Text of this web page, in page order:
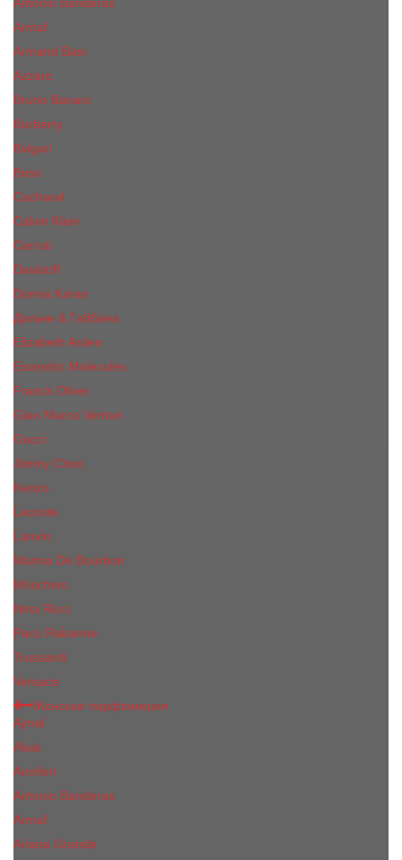
Armaf
Armand Basi
Azzaro
Bruno Banani
Burberry
Bvlgari
Boss
Cacharel
Calvin Klein
Cerruti
Davidoff
Donna Karan
Дольче & Габбана
Elizabeth Arden
Escentric Molecules
Franck Oliver
Gian Marco Venturi
Gucci
Jimmy Choo
Kenzo
Lacoste
Lanvin
Marina De Bourbon
Moschino
Nina Ricci
Paco Rabanne
Trussardi
Versace
Женская парфюмерия
Ajmal
Alaia
Annifen
Antonio Banderas
Armaf
Ariana Grande